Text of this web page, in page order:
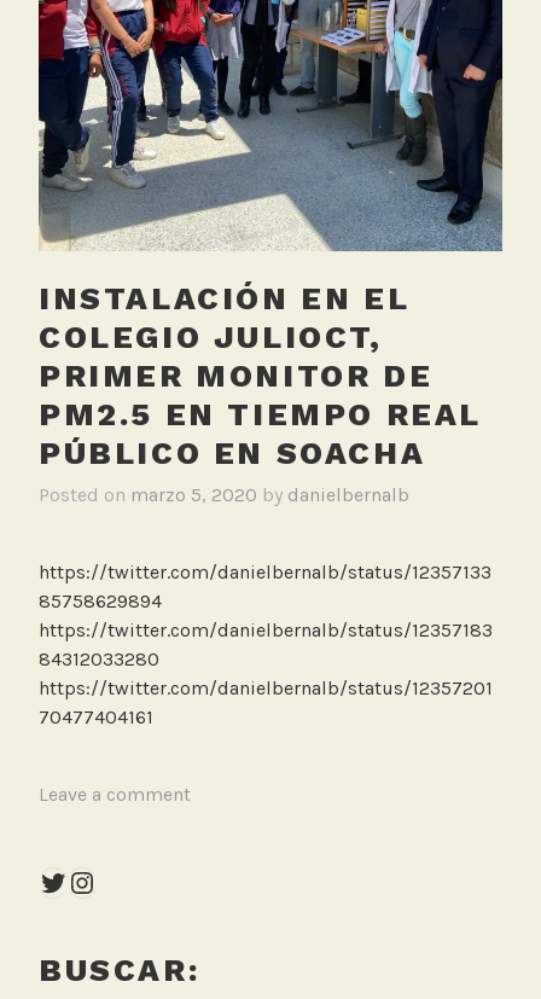
con
pocos
niños
l
g
i
o
s
,
e
d
i
c
i
o
n
e
O
2
INSTALACIÓN EN EL
COLEGIO JULIOCT,
PRIMER MONITOR DE
PM2.5 EN TIEMPO REAL
PÚBLICO EN SOACHA
Posted on marzo 5, 2020 by danielbernalb
https://twitter.com/danielbernalb/status/12357133
85758629894
https://twitter.com/danielbernalb/status/12357183
84312033280
https://twitter.com/danielbernalb/status/12357201
70477404161
T
g
C
Leave a comment
Twitter
Instagram
BUSCAR: